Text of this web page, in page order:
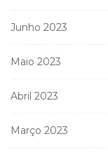
Junho 2023
Maio 2023
Abril 2023
Março 2023